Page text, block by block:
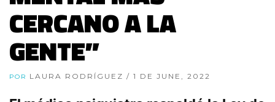
CERCANO A LA
GENTE”
POR LAURA RODRÍGUEZ / 1 DE JUNE, 2022